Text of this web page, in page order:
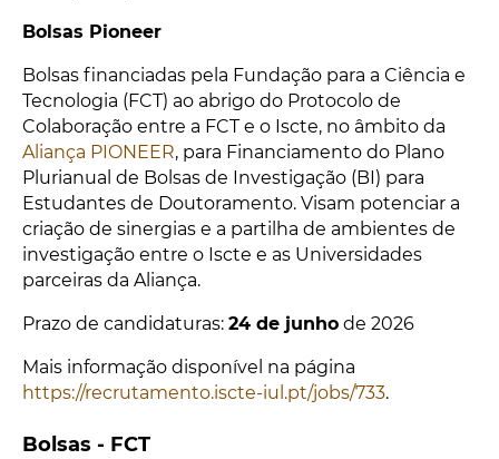
Bolsas Pioneer
Bolsas financiadas pela Fundação para a Ciência e
Tecnologia (FCT) ao abrigo do Protocolo de
Colaboração entre a FCT e o Iscte, no âmbito da
Aliança PIONEER, para Financiamento do Plano
Plurianual de Bolsas de Investigação (BI) para
Estudantes de Doutoramento. Visam potenciar a
criação de sinergias e a partilha de ambientes de
investigação entre o Iscte e as Universidades
parceiras da Aliança.
Prazo de candidaturas: 24 de junho de 2026
Mais informação disponível na página
https://recrutamento.iscte-iul.pt/jobs/733.
Bolsas - FCT